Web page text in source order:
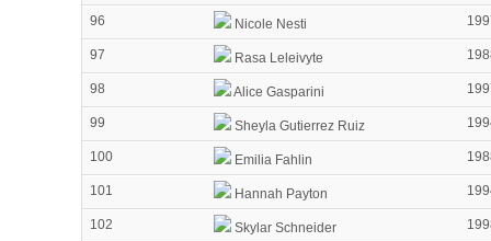
96 Nicole Nesti
97 Rasa Leleivyte
98 Alice Gasparini
99 Sheyla Gutierrez Ruiz
100 Emilia Fahlin
101 Hannah Payton
102 Skylar Schneider